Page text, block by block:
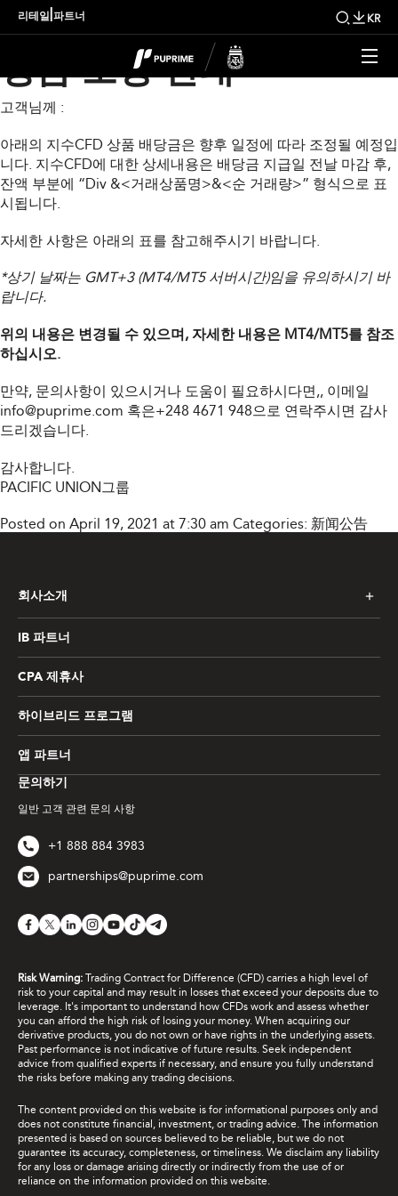
리테일 파트너 KR
PUPRIME 금주 지수 배
당금 조정 안내
고객님께 :
아래의 지수CFD 상품 배당금은 향후 일정에 따라 조정될 예정입
니다. 지수CFD에 대한 상세내용은 배당금 지급일 전날 마감 후,
잔액 부분에 “Div &<거래상품명>&<순 거래량>” 형식으로 표
시됩니다.
자세한 사항은 아래의 표를 참고해주시기 바랍니다.
*상기 날짜는 GMT+3 (MT4/MT5 서버시간)임을 유의하시기 바
랍니다.
위의 내용은 변경될 수 있으며, 자세한 내용은 MT4/MT5를 참조
하십시오.
만약, 문의사항이 있으시거나 도움이 필요하시다면,, 이메일
info@puprime.com 혹은+248 4671 948으로 연락주시면 감사
드리겠습니다.
감사합니다.
PACIFIC UNION그룹
Posted on April 19, 2021 at 7:30 am Categories: 新闻公告
문의하기
일반 고객 관련 문의 사항
+1 888 884 3983
partnerships@puprime.com
회사소개
IB 파트너
CPA 제휴사
하이브리드 프로그램
앱 파트너
Risk Warning: Trading Contract for Difference (CFD) carries a high level of
risk to your capital and may result in losses that exceed your deposits due to
leverage. It's important to understand how CFDs work and assess whether
you can afford the high risk of losing your money. When acquiring our
derivative products, you do not own or have rights in the underlying assets.
Past performance is not indicative of future results. Seek independent
advice from qualified experts if necessary, and ensure you fully understand
the risks before making any trading decisions.
The content provided on this website is for informational purposes only and
does not constitute financial, investment, or trading advice. The information
presented is based on sources believed to be reliable, but we do not
guarantee its accuracy, completeness, or timeliness. We disclaim any liability
for any loss or damage arising directly or indirectly from the use of or
reliance on the information provided on this website.